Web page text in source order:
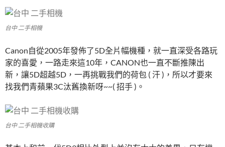
台中 二手相機
Canon自從2005年發佈了5D全片幅機種，就一直深受各路玩
家的喜愛，一路走來這10年，CANON也一直不斷推陳出
新，讓5D超越5D，一再挑戰我們的荷包 ( 汗 )，所以才要來
找我們青蘋果3C汰舊換新呀~~( 招手 )。
台中 二手相機收購